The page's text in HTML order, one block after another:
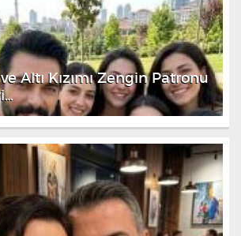
Altı Kızımı Zengin Patronu